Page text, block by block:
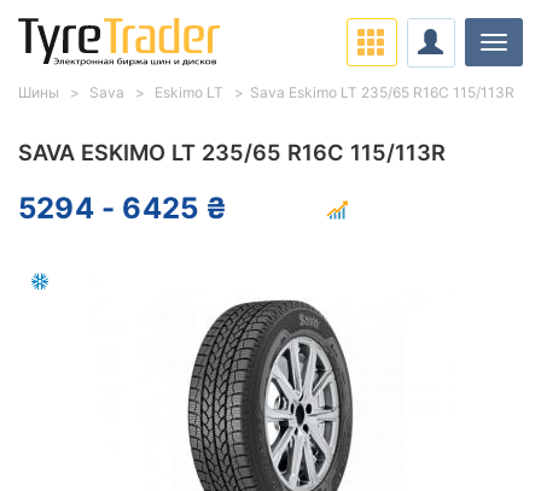
SAVA ESKIMO LT 235/65 R16C 115/113R
5294 - 6425 ₴
Шины Sava Eskimo LT Sava Eskimo LT 235/65 R16C 115/113R